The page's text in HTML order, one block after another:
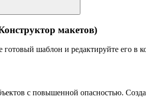
макетов)
шаблон и редактируйте его в
с повышенной опасностью.